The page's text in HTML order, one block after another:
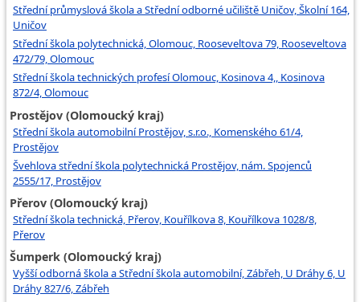
Střední průmyslová škola a Střední odborné učiliště Uničov, Školní 164,
Uničov
Střední škola polytechnická, Olomouc, Rooseveltova 79, Rooseveltova
472/79, Olomouc
Střední škola technických profesí Olomouc, Kosinova 4,, Kosinova
872/4, Olomouc
Prostějov (Olomoucký kraj)
Střední škola automobilní Prostějov, s.r.o., Komenského 61/4,
Prostějov
Švehlova střední škola polytechnická Prostějov, nám. Spojenců
2555/17, Prostějov
Přerov (Olomoucký kraj)
Střední škola technická, Přerov, Kouřílkova 8, Kouřílkova 1028/8,
Přerov
Šumperk (Olomoucký kraj)
Vyšší odborná škola a Střední škola automobilní, Zábřeh, U Dráhy 6, U
Dráhy 827/6, Zábřeh